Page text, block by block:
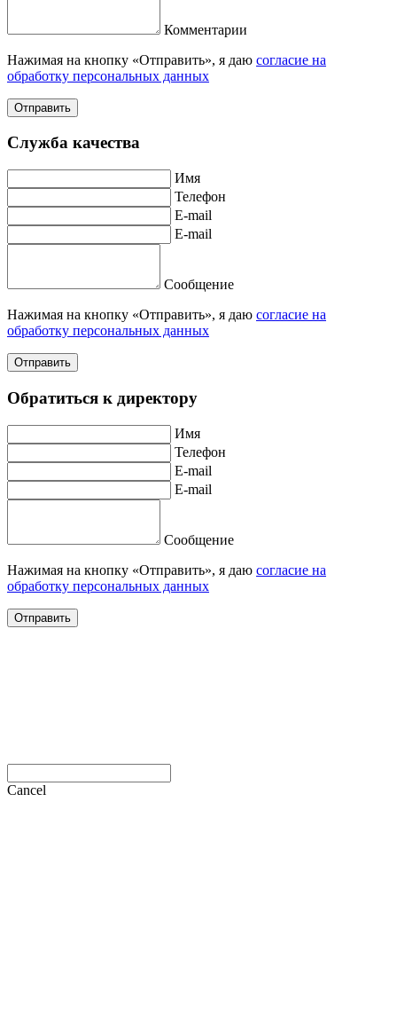
Комментарии
Нажимая на кнопку «Отправить», я даю согласие на
обработку персональных данных
Отправить
Служба качества
Имя
Телефон
E-mail
E-mail
Сообщение
Нажимая на кнопку «Отправить», я даю согласие на
обработку персональных данных
Отправить
Обратиться к директору
Имя
Телефон
E-mail
E-mail
Сообщение
Нажимая на кнопку «Отправить», я даю согласие на
обработку персональных данных
Отправить
Cancel